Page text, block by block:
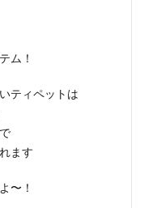
ム！
ティペットは
ます
〜！